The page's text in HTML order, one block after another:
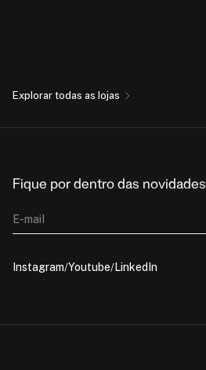
Explorar todas as lojas
Fique por dentro das novidades
E-mail
Instagram Youtube LinkedIn